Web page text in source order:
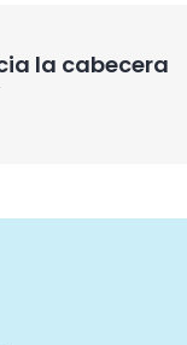
la cabecera